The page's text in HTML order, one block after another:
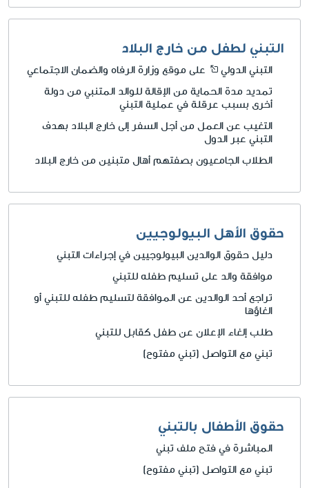
التبني لطفل من خارج البلاد
التبني الدولي
على موقع وزارة الرفاه والضمان الاجتماعي
تمديد مدة الحماية من الإقالة للوالد المتنبي من دولة
أخرى بسبب عرقلة في عملية التبني
التغيب عن العمل من أجل السفر إلى خارج البلاد بهدف
التبني عبر الدول
الطلاب الجامعيون بصفتهم أهال متبنين من خارج البلاد
حقوق الأهل البيولوجيين
دليل حقوق الوالدين البيولوجيين في إجراءات التبني
موافقة والد على تسليم طفله للتبني
تراجع أحد الوالدين عن الموافقة لتسليم طفله للتبني أو
الغاؤها
طلب إلغاء الإعلان عن طفل كقابل للتبني
تبني مع التواصل (تبني مفتوح)
حقوق الأطفال بالتبني
المباشرة في فتح ملف تبني
تبني مع التواصل (تبني مفتوح)